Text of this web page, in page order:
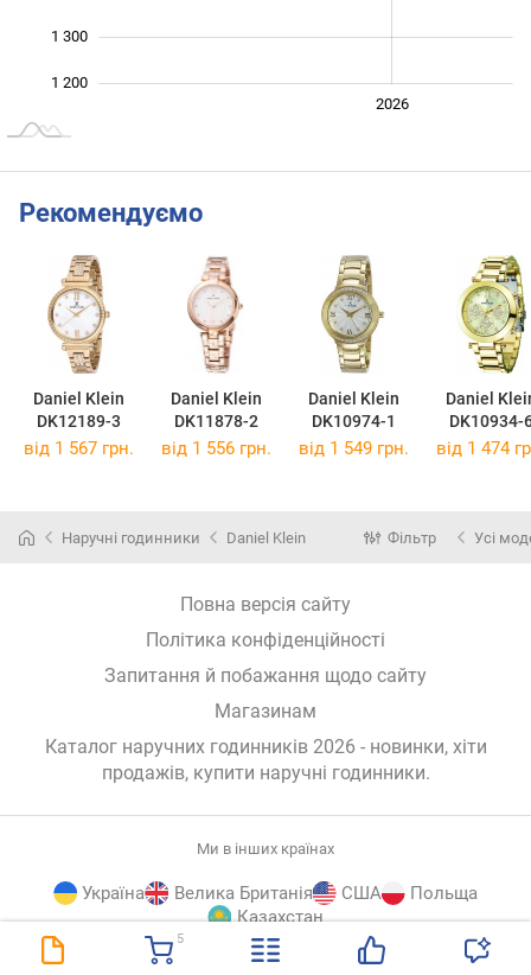
5
1 200
1 300
2026
Рекомендуємо
Daniel Klein
DK12189-3
Daniel Klein
DK11878-2
Daniel Klein
DK10974-1
Daniel
DK10934-
від 1 567 грн. від 1 556 грн. від 1 549 грн. від 1 474
Наручні годинники Daniel Klein Фільтр Усі
Повна версія сайту
Політика конфіденційності
Запитання й побажання щодо сайту
Магазинам
Каталог наручних годинників 2026 - новинки, хіти
продажів, купити наручні годинники.
Ми в інших країнах
Україна Велика Британія США
Польща
Казахстан